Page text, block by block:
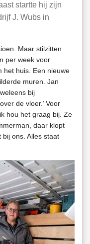
startte hij zijn
J. Wubs in
Maar stilzitten
per week voor
het huis. Een nieuwe
muren. Jan
bij
de vloer.’ Voor
hou het graag bij. Ze
daar klopt
bij ons. Alles staat